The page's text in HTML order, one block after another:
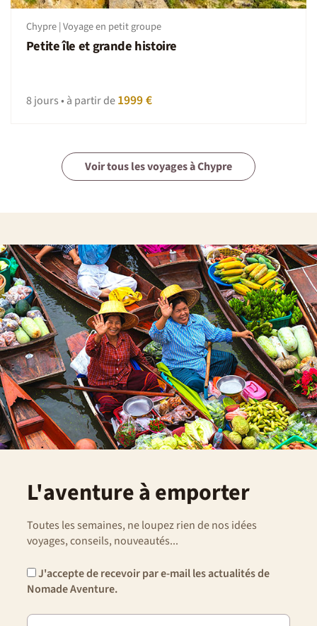
des traditions locales. Et n’oubliez pas des imprévus sont
toujours possibles, dans ces moments adoptez la
Nomade attitude : patience, tolérance et capacité
Chypre | Voyage en petit groupe
Petite île et grande histoire
8 jours • à partir de1999 €
Voir tous les voyages à Chypre
L'aventure à emporter
Toutes les semaines, ne loupez rien de nos idées
voyages, conseils, nouveautés...
J'accepte de recevoir par e-mail les actualités de
Nomade Aventure.